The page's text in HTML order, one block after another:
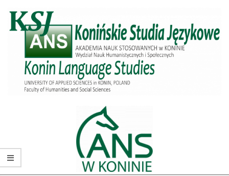
content
Navigation
Menu